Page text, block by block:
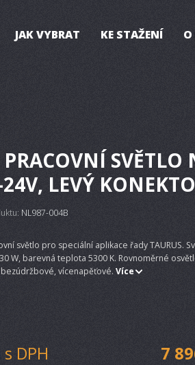
JAK VYBRAT KE STAŽENÍ O
PRACOVNÍ SVĚTLO
LEVÝ
NL987-004B
světlo pro speciální aplikace řady TAURUS.
W, barevná teplota 5300 K. Rovnoměrné
vícenapěťové. Více
DPH 7